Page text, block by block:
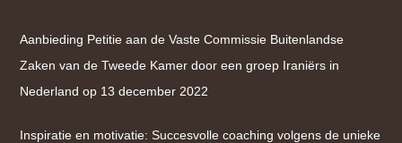
Aanbieding Petitie aan de Vaste Commissie Buitenlandse
Zaken van de Tweede Kamer door een groep Iraniërs in
Nederland op 13 december 2022
Inspiratie en motivatie: Succesvolle coaching volgens de unieke